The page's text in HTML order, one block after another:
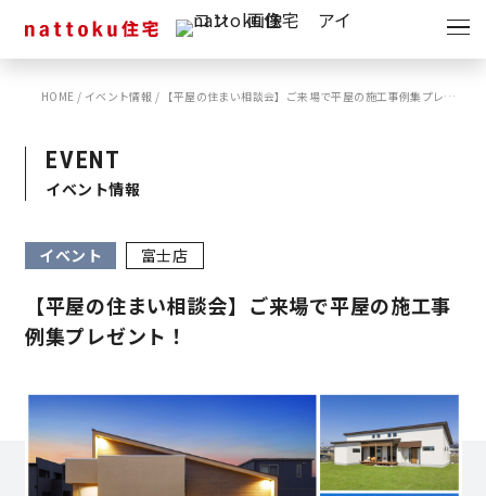
イベント
キャンペーン
ショールーム
モデルハウス
スタッフブログ
HOME / イベント情報 / 【平屋の住まい相談会】ご来場で平屋の施工事例集プレゼント！
EVENT
イベント情報
イベント 富士店
【平屋の住まい相談会】ご来場で平屋の施工事
例集プレゼント！